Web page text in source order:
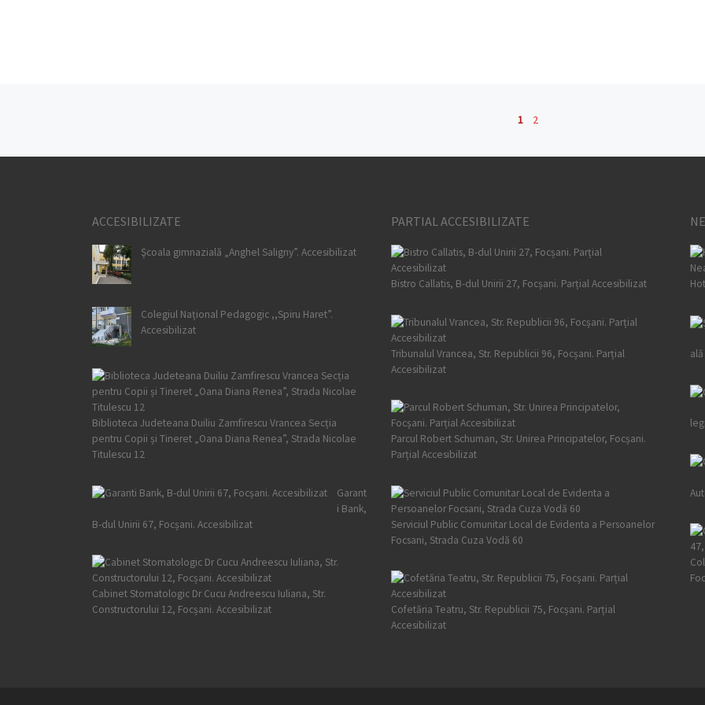
1 2
ACCESIBILIZATE
Şcoala gimnazială „Anghel Saligny”. Accesibilizat
Colegiul Național Pedagogic ,,Spiru Haret”.
Accesibilizat
Biblioteca Judeteana Duiliu Zamfirescu Vrancea Secția
pentru Copii și Tineret „Oana Diana Renea”, Strada Nicolae
Titulescu 12
Garant
i Bank,
B-dul Unirii 67, Focșani. Accesibilizat
Cabinet Stomatologic Dr Cucu Andreescu Iuliana, Str.
Constructorului 12, Focșani. Accesibilizat
PARTIAL ACCESIBILIZATE
Bistro Callatis, B-dul Unirii 27, Focșani. Parțial Accesibilizat
Tribunalul Vrancea, Str. Republicii 96, Focșani. Parțial
Accesibilizat
Parcul Robert Schuman, Str. Unirea Principatelor, Focșani.
Parțial Accesibilizat
Serviciul Public Comunitar Local de Evidenta a Persoanelor
Focsani, Strada Cuza Vodă 60
Cofetăria Teatru, Str. Republicii 75, Focșani. Parțial
Accesibilizat